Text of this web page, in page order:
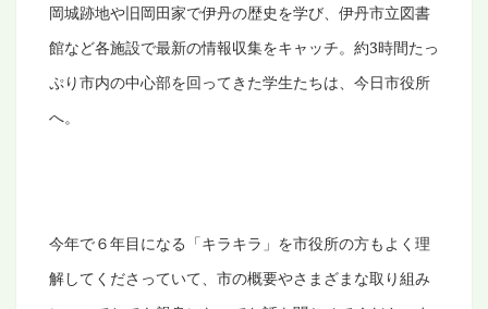
岡城跡地や旧岡田家で伊丹の歴史を学び、 伊丹市立図書
館など各施設で最新の情報収集をキャッチ。約3時間たっ
ぷり市内の中心部を回ってきた学生たちは、今日市役所
へ。
今年で６年目になる「キラキラ」を市役所の方もよく理
解してくださっていて、市の概要やさまざまな取り組み